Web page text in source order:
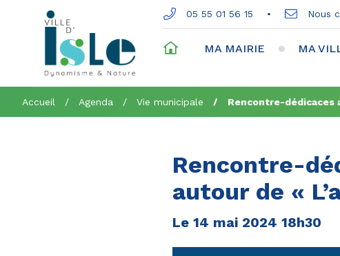
05 55 01 56 15 Nous
ACCUEILMA MAIRIE MA
Accueil Agenda Vie municipale Rencontre-dédicaces
Rencontre-
autour de «
Le14 mai 2024 18h30